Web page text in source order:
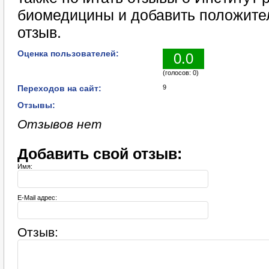
биомедицины и добавить
отзыв.
Оценка пользователей: 0.0
(голосов: 0)
Переходов на сайт: 9
Отзывы:
Отзывов нет
Добавить свой отзыв:
Имя:
E-Mail адрес:
Отзыв: